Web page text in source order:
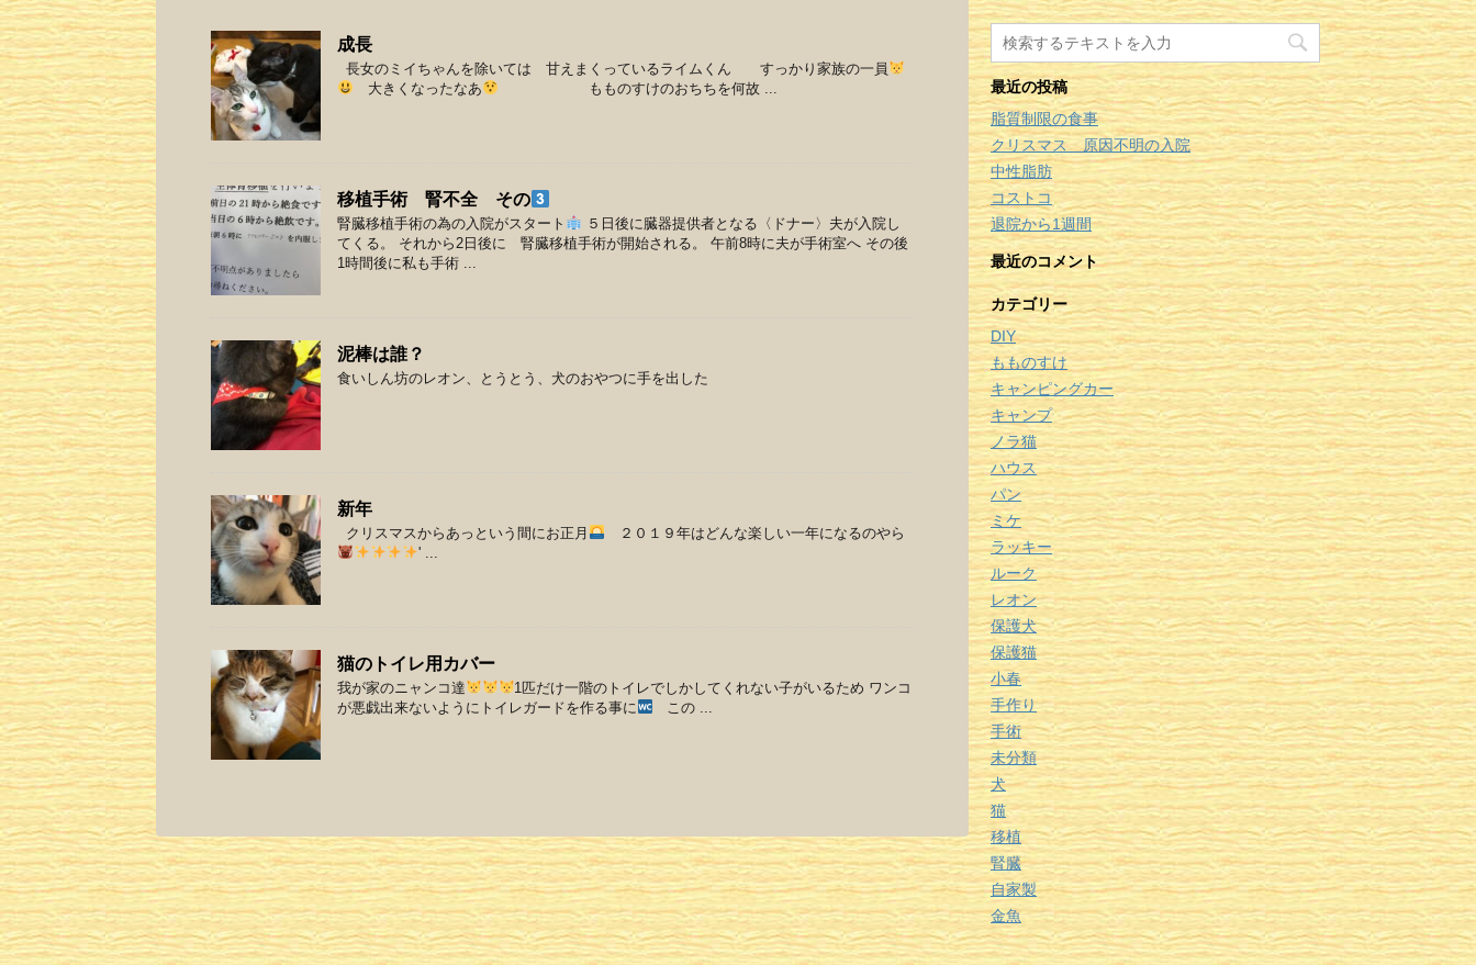
成長
長女のミイちゃんを除いては 甘えまくっているライムくん すっかり家族の一員
大きくなったなあ
もものすけのおちちを何故 ...
移植手術 腎不全 その
腎臓移植手術の為の入院がスタート
５日後に臓器提供者となる〈ドナー〉夫が入院し
てくる。 それから2日後に 腎臓移植手術が開始される。 午前8時に夫が手術室へ その後
1時間後に私も手術 ...
泥棒は誰？
食いしん坊のレオン、とうとう、犬のおやつに手を出した
新年
クリスマスからあっという間にお正月
２０１９年はどんな楽しい一年になるのやら
' ...
猫のトイレ用カバー
我が家のニャンコ達
1匹だけ一階のトイレでしかしてくれない子がいるため ワンコ
が悪戯出来ないようにトイレガードを作る事に
この ...
最近の投稿
脂質制限の食事
クリスマス 原因不明の入院
中性脂肪
コストコ
退院から1週間
最近のコメント
カテゴリー
DIY
もものすけ
キャンピングカー
キャンプ
ノラ猫
ハウス
パン
ミケ
ラッキー
ルーク
レオン
保護犬
保護猫
小春
手作り
手術
未分類
犬
猫
移植
腎臓
自家製
金魚